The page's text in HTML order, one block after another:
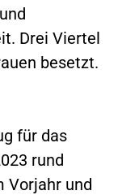
Drei Viertel
besetzt.
für das
rund
Vorjahr und